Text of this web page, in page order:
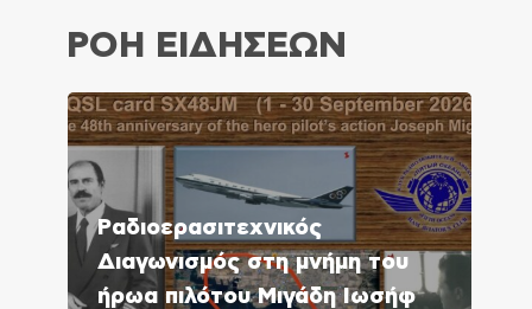
ΡΟΗ ΕΙΔΗΣΕΩΝ
Ραδιοερασιτεχνικός
Διαγωνισμός στη μνήμη του
ήρωα πιλότου Μιγάδη Ιωσήφ